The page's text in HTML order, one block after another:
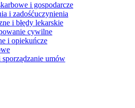
i gospodarcze
i zadośćuczynienia
i błędy lekarskie
cywilne
i opiekuńcze
umów